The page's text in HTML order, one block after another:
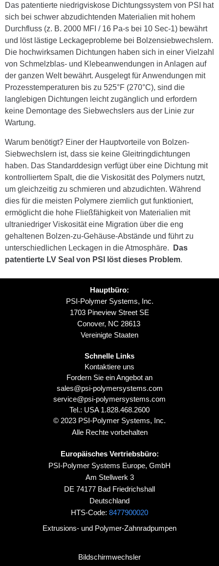
Das patentierte niedrigviskose Dichtungssystem von PSI hat
sich bei schwer abzudichtenden Materialien mit hohem
Durchfluss (z. B. 2000 MFI / 16 Pa-s bei 10 Sec-1) bewährt
und löst lästige Leckageprobleme bei Bolzensiebwechslern.
Die hochwirksamen Dichtungen haben sich in einer Vielzahl
von Schmelzblas- und Klebeanwendungen in Anlagen auf
der ganzen Welt bewährt. Ausgelegt für Anwendungen mit
Prozesstemperaturen bis zu 525°F (270°C), sind die
langlebigen Dichtungen leicht zugänglich und erfordern
keine Demontage des Siebwechslers aus der Linie zur
Wartung.
Warum benötigt? Einer der Hauptvorteile von Bolzen-
Siebwechslern ist, dass sie keine Gleitringdichtungen
haben. Das Standarddesign verfügt über eine Dichtung mit
kontrolliertem Spalt, die die Viskosität des Polymers nutzt,
um gleichzeitig zu schmieren und abzudichten. Während
dies für die meisten Polymere ziemlich gut funktioniert,
ermöglicht die hohe Fließfähigkeit von Materialien mit
ultraniedriger Viskosität eine Migration über die eng
gehaltenen Bolzen-zu-Gehäuse-Abstände und führt zu
unterschiedlichen Leckagen in die Atmosphäre.
Das
patentierte LV Seal von PSI löst dieses Problem.
Hauptbüro:
PSI-Polymer Systems, Inc.
1703 Pineview Street SE
Conover, NC 28613
Vereinigte Staaten
Schnelle Links
Kontaktiere uns
Fordern Sie ein Angebot an
sales@psi-polymersystems.com
service@psi-polymersystems.com
Tel.: USA 1.828.468.2600
© 2023 PSI-Polymer Systems, Inc.
Alle Rechte vorbehalten
Europäisches Vertriebsbüro:
PSI-Polymer Systems Europe, GmbH
Am Stellwerk 3
DE 74177 Bad Friedrichshall
Deutschland
HTS-Code: 8477900020
Extrusions- und Polymer-Zahnradpumpen
Bildschirmwechsler